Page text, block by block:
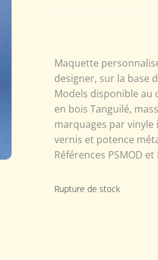
Maquette
designer, sur la base
Models disponible au
en bois Tanguilé,
marquages par vinyle
vernis et potence
Références PSMOD et
Rupture de stock